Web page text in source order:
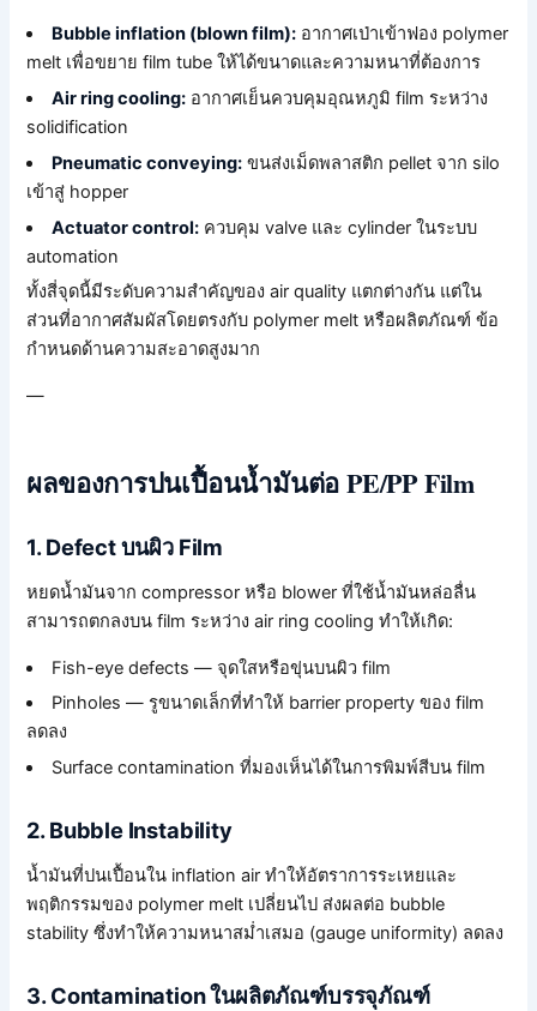
Bubble inflation (blown film): อากาศเป่าเข้าฟอง polymer
melt เพื่อขยาย film tube ให้ได้ขนาดและความหนาที่ต้องการ
Air ring cooling: อากาศเย็นควบคุมอุณหภูมิ film ระหว่าง
solidification
Pneumatic conveying: ขนส่งเม็ดพลาสติก pellet จาก silo
เข้าสู่ hopper
Actuator control: ควบคุม valve และ cylinder ในระบบ
automation
ทั้งสี่จุดนี้มีระดับความสำคัญของ air quality แตกต่างกัน แต่ใน
ส่วนที่อากาศสัมผัสโดยตรงกับ polymer melt หรือผลิตภัณฑ์ ข้อ
กำหนดด้านความสะอาดสูงมาก
—
ผลของการปนเปื้อนน้ำมันต่อ PE/PP Film
1. Defect บนผิว Film
หยดน้ำมันจาก compressor หรือ blower ที่ใช้น้ำมันหล่อลื่น
สามารถตกลงบน film ระหว่าง air ring cooling ทำให้เกิด:
Fish-eye defects — จุดใสหรือขุ่นบนผิว film
Pinholes — รูขนาดเล็กที่ทำให้ barrier property ของ film
ลดลง
Surface contamination ที่มองเห็นได้ในการพิมพ์สีบน film
2. Bubble Instability
น้ำมันที่ปนเปื้อนใน inflation air ทำให้อัตราการระเหยและ
พฤติกรรมของ polymer melt เปลี่ยนไป ส่งผลต่อ bubble
stability ซึ่งทำให้ความหนาสม่ำเสมอ (gauge uniformity) ลดลง
3. Contamination ในผลิตภัณฑ์บรรจุภัณฑ์